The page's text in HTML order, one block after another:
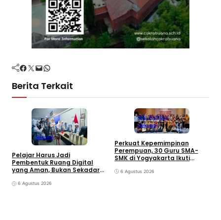
Facebook Twitter Mail WhatsApp
Berita Terkait
Sekolah
Pelajar Harus Jadi
Pembentuk Ruang Digital
yang Aman, Bukan Sekadar
6 Agustus 2026
Info Kampus
Sekolah
Perkuat Kepemimpinan
Perempuan, 30 Guru SMA-
SMK di Yogyakarta Ikuti
6 Agustus 2026